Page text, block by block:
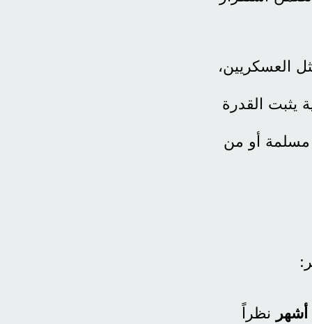
العسكريين،
يثبت القدرة
أو من
نظراً